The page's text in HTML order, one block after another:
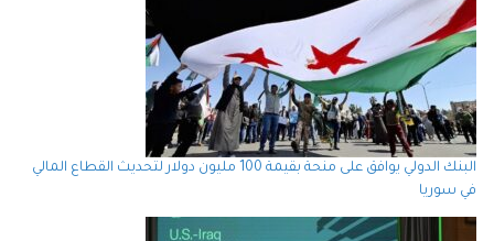
البنك الدولي يوافق على منحة بقيمة 100 مليون دولار لتحديث القطاع المالي
في سوريا